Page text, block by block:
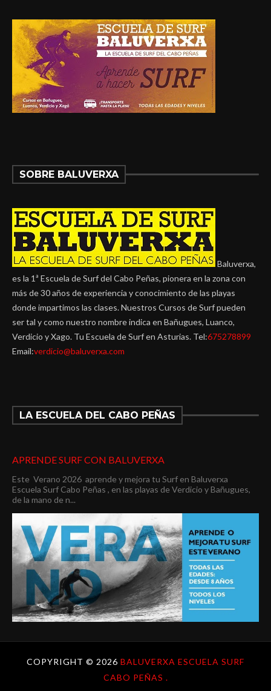
SOBRE BALUVERXA
Baluverxa,
es la 1ª Escuela de Surf del Cabo Peñas, pionera en la zona con
más de 30 años de experiencia y conocimiento de las playas
donde impartimos las clases. Nuestros Cursos de Surf pueden
ser tal y como nuestro nombre indica en Bañugues, Luanco,
Verdicio y Xago. Tu Escuela de Surf en Asturias. Tel:675278899
Email:verdicio@baluverxa.com
LA ESCUELA DEL CABO PEÑAS
APRENDE SURF CON BALUVERXA
Este Verano 2026 aprende y mejora tu Surf en Baluverxa
Escuela Surf Cabo Peñas , en las playas de Verdicio y Bañugues,
de la mano de n...
COPYRIGHT © 2026 BALUVERXA ESCUELA SURF
CABO PEÑAS .